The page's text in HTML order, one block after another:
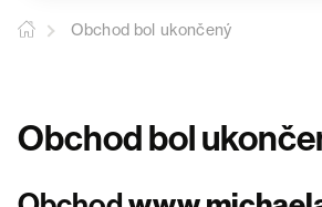
Obchod bol ukončený
Obchod bol